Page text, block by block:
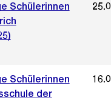
Schülerinnen
Schülerinnen
der